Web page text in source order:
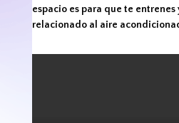
espacio es para que te
relacionado al aire